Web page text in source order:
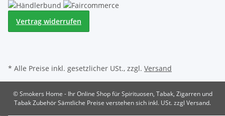
Vertrag widerrufen
* Alle Preise inkl. gesetzlicher USt., zzgl. Versand
© Smokers Home - Ihr Online Shop für Spirituosen, Tabak, Zigarren und
Tabak ZubehörSämtliche Preise verstehen sich inkl. USt. zzgl Versand.